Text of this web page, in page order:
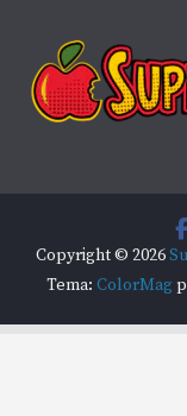
Copyright © 2026
Tema: ColorMag